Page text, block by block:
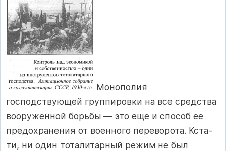
Монополия
господствующей группировки на все средства
вооруженной борьбы — это еще и способ ее
предохранения от военного переворота. Кста­
ти, ни один тоталитарный режим не был